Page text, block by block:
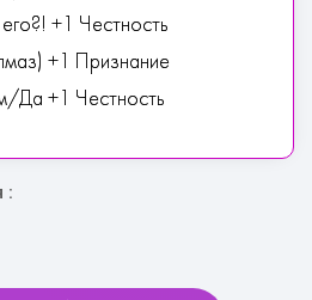
+1 Честность
+1 Признание
Да +1 Честность
: